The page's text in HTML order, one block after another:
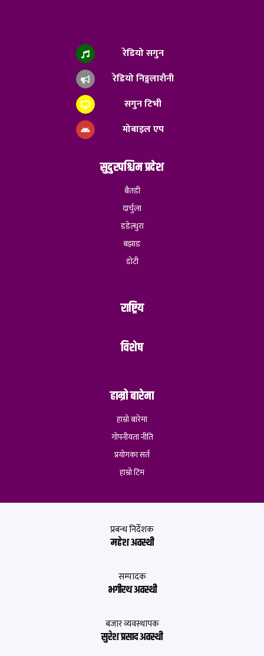
रेडियो सगुन
रेडियो निङ्गलाशैनी
सगुन टिभी
मोबाइल एप
सुदुरपश्चिम प्रदेश
बैतडी
दार्चुला
डडेल्धुरा
बझाङ
डोटी
राष्ट्रिय
विशेष
हाम्रो बारेमा
हाम्रो बारेमा
गोपनीयता नीति
प्रयोगका सर्त
हाम्रो टिम
प्रबन्ध निर्देशक
महेश अवस्थी
सम्पादक
भगीरथ अवस्थी
बजार व्यवस्थापक
सुरेश प्रसाद अवस्थी